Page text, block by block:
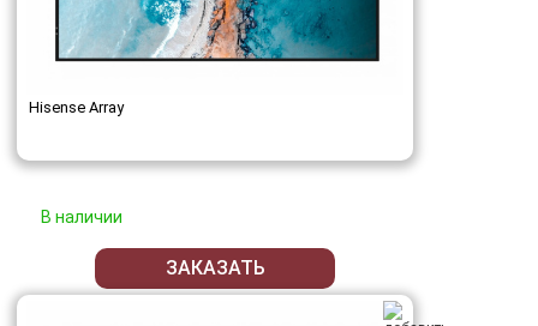
Hisense Array
В наличии
ЗАКАЗАТЬ